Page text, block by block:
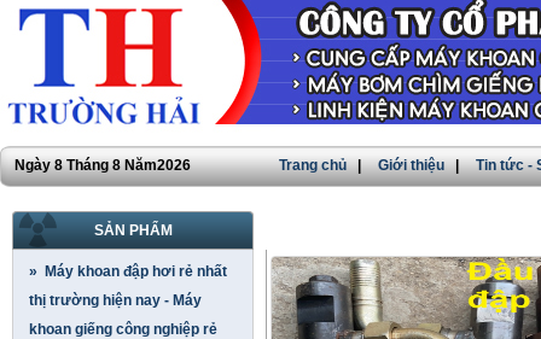
Ngày 8 Tháng 8 Năm2026 Trang chủ| Giới thiệu| Tin tức -
SẢN PHẨM
» Máy khoan đập hơi rẻ nhất
thị trường hiện nay - Máy
khoan giếng công nghiệp rẻ